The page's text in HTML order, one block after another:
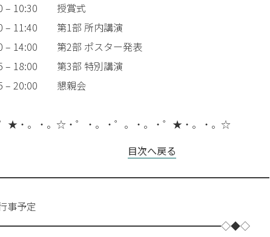
授賞式
第1部 所内講演
第2部 ポスター発表
第3部 特別講演
懇親会
。・。☆・゜・。・゜。・。・゜★・。・。☆
目次へ戻る
予定